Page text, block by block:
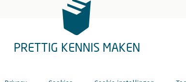
PRETTIG KENNIS MAKEN